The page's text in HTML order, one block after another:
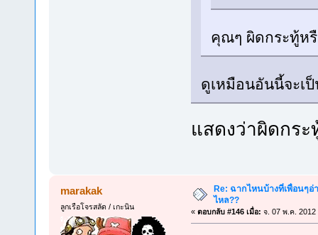
คุณๆ ผิดกระทู้ห
ดูเหมือนอันนี้จะเ
แสดงว่าผิดกร
marakak
ลูกเรือโจรสลัด / เกะนิน
Re: ฉากไหนบ้างที่เพื่อนๆ
ไหล??
« ตอบกลับ #146 เมื่อ: จ. 07 พ.ค. 2012